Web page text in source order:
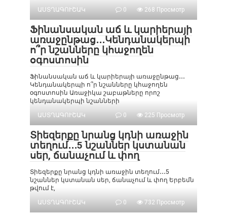
ԱՍՏՂԱԳՈՒՇԱԿ
0 268 Просмотр
Ֆինանսական աճ և կարիերայի
առաջընթաց․․․Կենդանակերպի
ո՞ր նշանները կհաջողեն
օգոստոսին
Ֆինանսական աճ և կարիերայի առաջընթաց․․․
Կենդանակերպի ո՞ր նշանները կհաջողեն
օգոստոսին Առաջիկա շաբաթները որոշ
կենդանակերպի նշանների
ԱՍՏՂԱԳՈՒՇԱԿ
0 225 Просмотр
Տիեզերքը նրանց կդնի առաջին
տեղում․․․5 նշաններ կստանան
սեր, ճանաչում և փող
Տիեզերքը նրանց կդնի առաջին տեղում․․․5
նշաններ կստանան սեր, ճանաչում և փող Երբեմն
թվում է,
ԱՍՏՂԱԳՈՒՇԱԿ
0 732 Просмотр